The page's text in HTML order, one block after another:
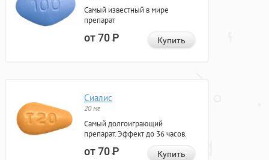
Самый известный в мире
препарат
от 70Р Купить
Сиалис
20 мг
Самый долгоиграющий
препарат. Эффект до 36 часов.
от 70Р Купить